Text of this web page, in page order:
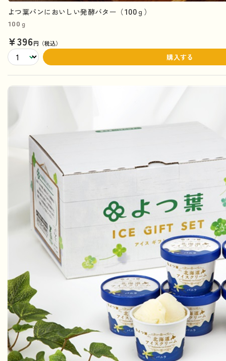
よつ葉パンにおいしい発酵バター（100ｇ）
100ｇ
¥396円（税込）
購入する